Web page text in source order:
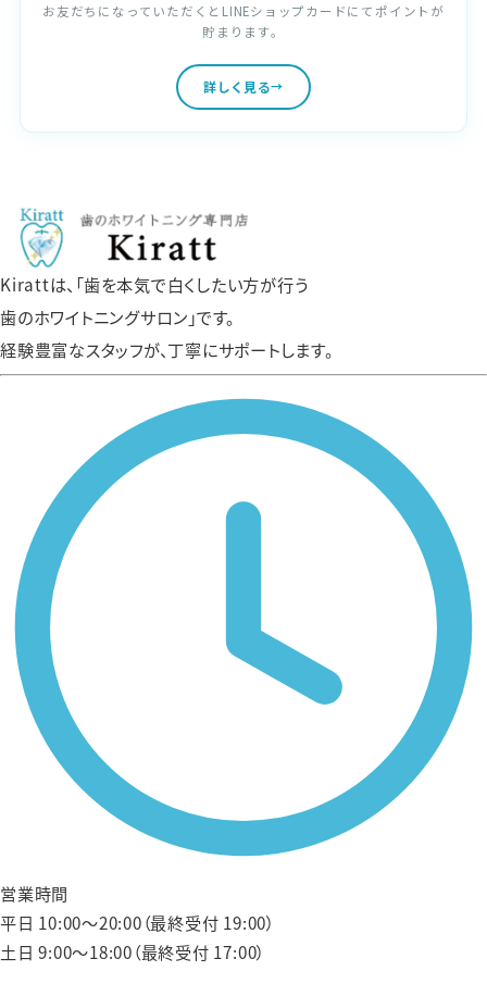
お友だちになっていただくとLINEショップカードにてポイントが
貯まります。
詳しく見る
Kirattは、「歯を本気で白くしたい方が行う
歯のホワイトニングサロン」です。
経験豊富なスタッフが、丁寧にサポートします。
営業時間
平日 10:00〜20:00（最終受付 19:00）
土日 9:00〜18:00（最終受付 17:00）